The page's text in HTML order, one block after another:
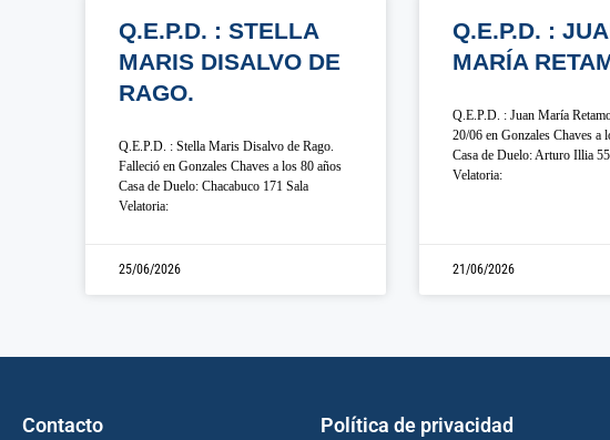
Q.E.P.D. : STELLA
MARIS DISALVO DE
RAGO.
Q.E.P.D. : Stella Maris Disalvo de Rago.
Falleció en Gonzales Chaves a los 80 años
Casa de Duelo: Chacabuco 171 Sala
Velatoria:
25/06/2026
Q.E.P.D. :
MARÍA
Q.E.P.D. : Juan María
20/06 en Gonzales Chaves a
Casa de Duelo: Arturo Illia
Velatoria:
21/06/2026
Contacto Política de privacidad